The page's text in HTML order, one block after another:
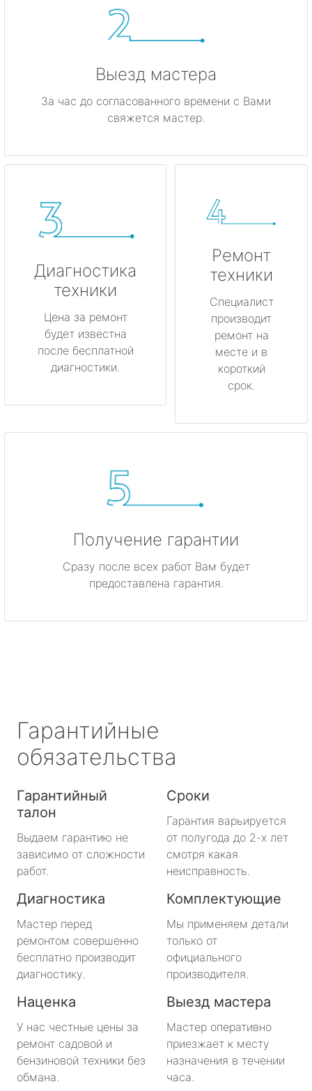
Выезд мастера
За час до согласованного времени с Вами
свяжется мастер.
Диагностика
техники
Цена за ремонт
будет известна
после бесплатной
диагностики.
Ремонт
техники
Специалист
производит
ремонт на
месте и в
короткий
срок.
Получение гарантии
Сразу после всех работ Вам будет
предоставлена гарантия.
Гарантийные
обязательства
Гарантийный
талон
Выдаем гарантию не
зависимо от сложности
работ.
Сроки
Гарантия варьируется
от полугода до 2-х лет
смотря какая
неисправность.
Диагностика
Мастер перед
ремонтом совершенно
бесплатно производит
диагностику.
Комплектующие
Мы применяем детали
только от
официального
производителя.
Наценка
У нас честные цены за
ремонт садовой и
бензиновой техники без
обмана.
Выезд мастера
Мастер оперативно
приезжает к месту
назначения в течении
часа.